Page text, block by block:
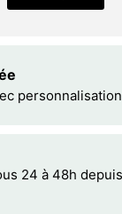
24 à 48h